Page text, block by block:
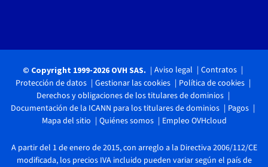
© Copyright 1999-2026 OVH SAS. Aviso legal
Contratos
Protección de datos
Gestionar las cookies
Política de cookies
Derechos y obligaciones de los titulares de dominios
Documentación de la ICANN para los titulares de dominios
Pagos
Mapa del sitio
Quiénes somos Empleo OVHcloud
A partir del 1 de enero de 2015, con arreglo a la Directiva 2006/112/CE
modificada, los precios IVA incluido pueden variar según el país de